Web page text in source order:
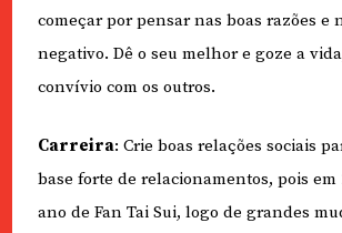
começar por pensar nas boas razões e
negativo. Dê o seu melhor e goze a
convívio com os outros.
Carreira: Crie boas relações sociais
base forte de relacionamentos, pois em
ano de Fan Tai Sui, logo de grandes